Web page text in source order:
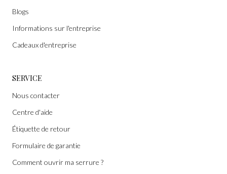
Blogs
Informations sur l'entreprise
Cadeaux d'entreprise
SERVICE
Nous contacter
Centre d'aide
Étiquette de retour
Formulaire de garantie
Comment ouvrir ma serrure ?